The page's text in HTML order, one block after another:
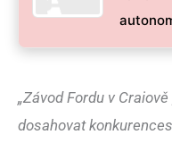
„Závod Fordu v
dosahovat